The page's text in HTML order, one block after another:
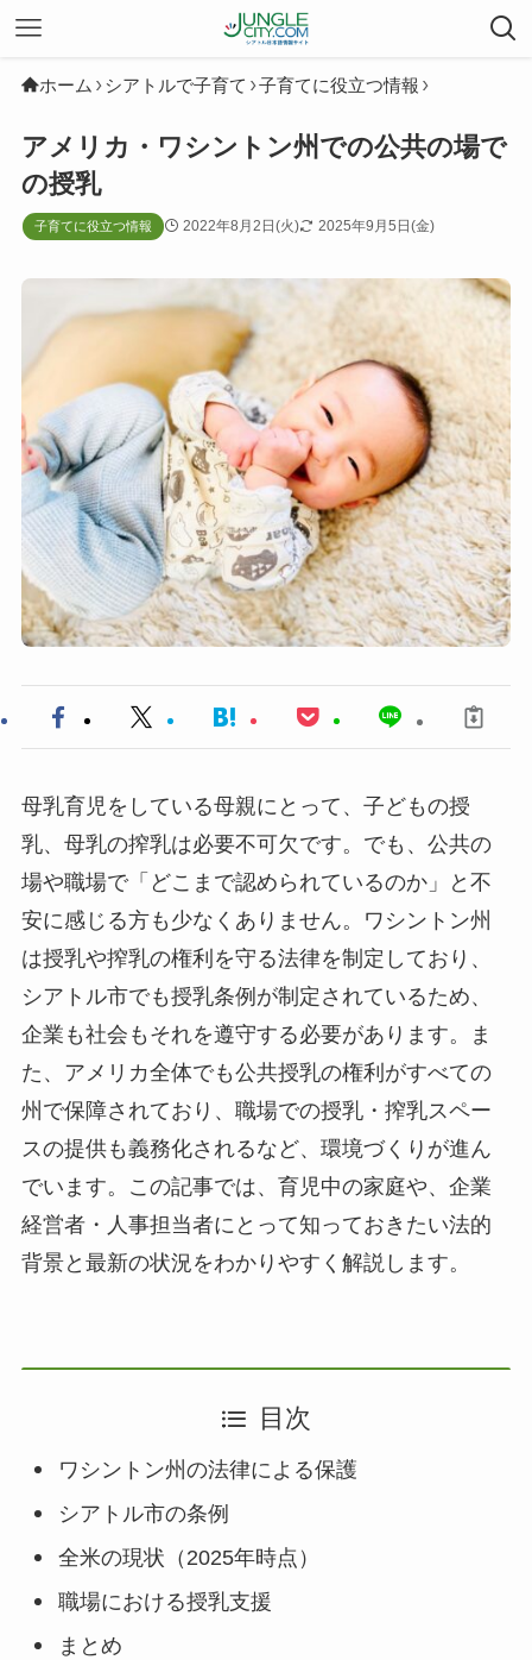
ホーム シアトルで子育て 子育てに役立つ情報
アメリカ・ワシントン州での公共の場で
の授乳
子育てに役立つ情報 2022年8月2日(火) 2025年9月5日(金)
母乳育児をしている母親にとって、子どもの授
乳、母乳の搾乳は必要不可欠です。でも、公共の
場や職場で「どこまで認められているのか」と不
安に感じる方も少なくありません。ワシントン州
は授乳や搾乳の権利を守る法律を制定しており、
シアトル市でも授乳条例が制定されているため、
企業も社会もそれを遵守する必要があります。ま
た、アメリカ全体でも公共授乳の権利がすべての
州で保障されており、職場での授乳・搾乳スペー
スの提供も義務化されるなど、環境づくりが進ん
でいます。この記事では、育児中の家庭や、企業
経営者・人事担当者にとって知っておきたい法的
背景と最新の状況をわかりやすく解説します。
目次
ワシントン州の法律による保護
シアトル市の条例
全米の現状（2025年時点）
職場における授乳支援
まとめ